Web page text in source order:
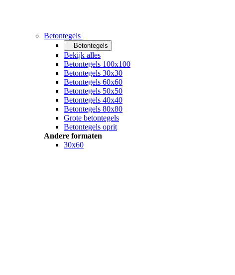
Betontegels
Betontegels
Bekijk alles
Betontegels 100x100
Betontegels 30x30
Betontegels 60x60
Betontegels 50x50
Betontegels 40x40
Betontegels 80x80
Grote betontegels
Betontegels oprit
Andere formaten
30x60